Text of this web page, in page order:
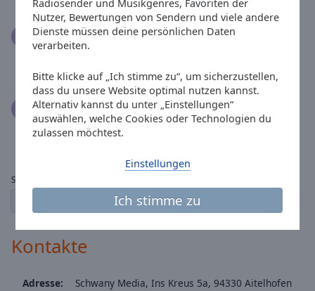
Radiosender und Musikgenres, Favoriten der
Nutzer, Bewertungen von Sendern und viele andere
Dienste müssen deine persönlichen Daten
verarbeiten.
Bitte klicke auf „Ich stimme zu“, um sicherzustellen,
dass du unsere Website optimal nutzen kannst.
Alternativ kannst du unter „Einstellungen“
auswählen, welche Cookies oder Technologien du
zulassen möchtest.
Ich stimme zu
Einstellungen
jürgen schmelzilein 28.05.2019
Wow, endlich mal ein Radiosender der gescheite Musi
Karl-Heinz Keller 07.04.2019
Seitdem ich Euren Sender im Internet gefunden habe
läuft er 24 Stunden am Tag.
Seite:
← vorherige der nächste →
Kontakte
Adresse:
Schwany Media, Ins Kreus 5a, 94330 Aitelhofen